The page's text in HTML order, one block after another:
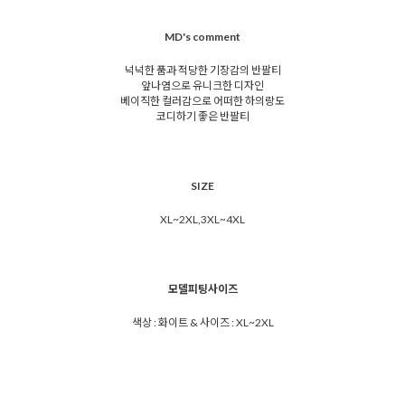
MD's comment
넉넉한 품과 적당한 기장감의 반팔티
앞나염으로 유니크한 디자인
베이직한 컬러감으로 어떠한 하의랑도
코디하기 좋은 반팔티
SIZE
XL~2XL,3XL~4XL
모델피팅사이즈
색상 : 화이트 & 사이즈 : XL~2XL